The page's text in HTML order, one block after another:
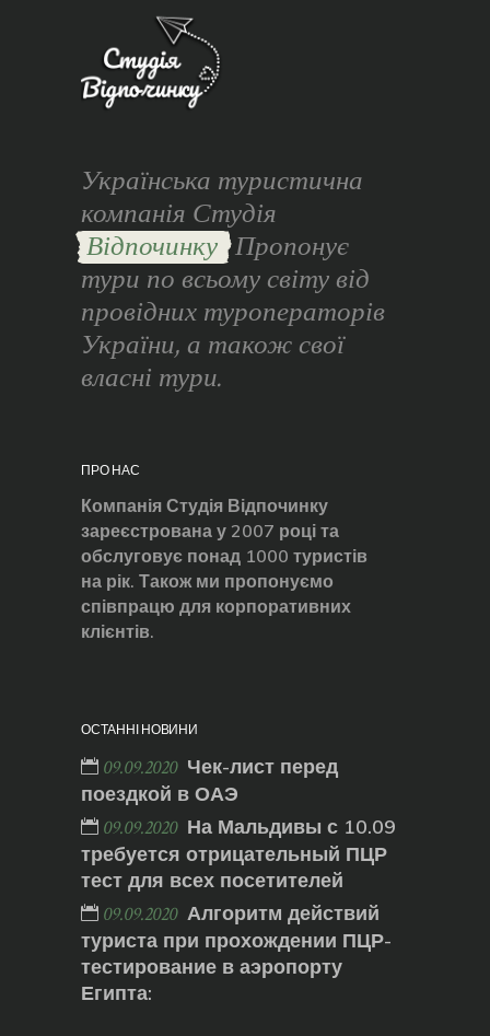
Українська туристична
компанія Студія
Відпочинку Пропонує
тури по всьому світу від
провідних туроператорів
України, а також свої
власні тури.
ПРО НАС
Компанія Студія Відпочинку
зареєстрована у 2007 році та
обслуговує понад 1000 туристів
на рік. Також ми пропонуємо
співпрацю для корпоративних
клієнтів.
ОСТАННІ НОВИНИ
09.09.2020 Чек-лист перед
поездкой в ОАЭ
09.09.2020 На Мальдивы с 10.09
требуется отрицательный ПЦР
тест для всех посетителей
09.09.2020 Алгоритм действий
туриста при прохождении ПЦР-
тестирование в аэропорту
Египта: